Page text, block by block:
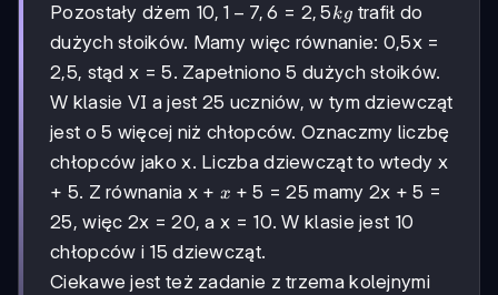
Pozostały dżem 10,1
-
7,6
=
2,5
kg
10, 1 − 7, 6 = 2, 5kg trafił do
dużych słoików. Mamy więc równanie: 0,5x =
2,5, stąd x = 5. Zapełniono 5 dużych słoików.
W klasie VI a jest 25 uczniów, w tym dziewcząt
jest o 5 więcej niż chłopców. Oznaczmy liczbę
chłopców jako x. Liczba dziewcząt to wtedy x
+ 5. Z równania x +x
+
5
x + 5 = 25 mamy 2x + 5 =
25, więc 2x = 20, a x = 10. W klasie jest 10
chłopców i 15 dziewcząt.
Ciekawe jest też zadanie z trzema kolejnymi